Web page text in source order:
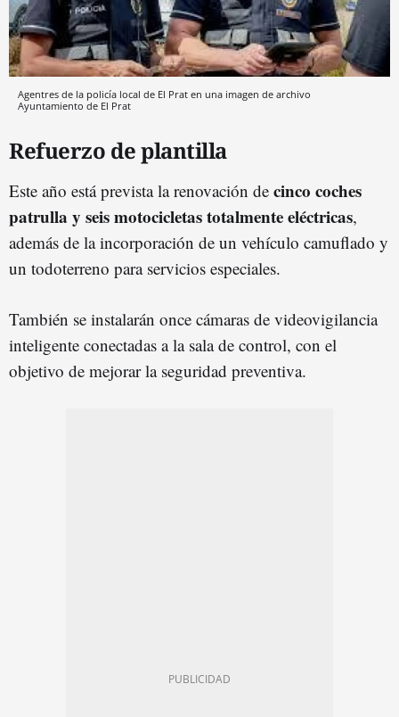
Agentres de la policía local de El Prat en una imagen de archivo
Ayuntamiento de El Prat
Refuerzo de plantilla
Este año está prevista la renovación de cinco coches
patrulla y seis motocicletas totalmente eléctricas,
además de la incorporación de un vehículo camuflado y
un todoterreno para servicios especiales.
También se instalarán once cámaras de videovigilancia
inteligente conectadas a la sala de control, con el
objetivo de mejorar la seguridad preventiva.